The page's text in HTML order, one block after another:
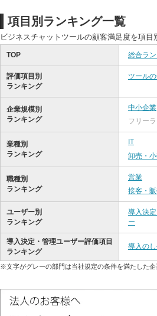
項目別ランキング一覧
ビジネスチャットツールの顧客満足度を項
TOP 総合ラ
評価項目別
ランキング
ツール
企業規模別
ランキング
中小企業
フリー
業種別
ランキング
IT
卸売・
職種別
ランキング
営業
接客・
ユーザー別
ランキング
導入決
ー
導入決定・管理ユーザー評価項目
ランキング
導入の
※文字がグレーの部門は当社規定の条件を満たした